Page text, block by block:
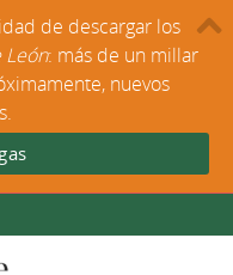
de descargar los
León: más de un millar
nuevos